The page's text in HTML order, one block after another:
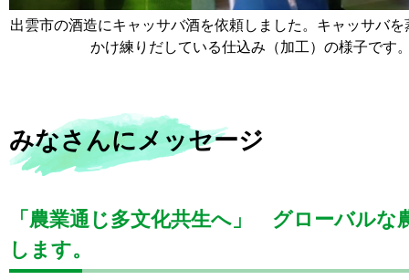
出雲市の酒造にキャッサバ酒を依頼しました。キャッサバを
かけ練りだしている仕込み（加工）の様子です
みなさんにメッセージ
「農業通じ多文化共生へ」 グローバルな
します。